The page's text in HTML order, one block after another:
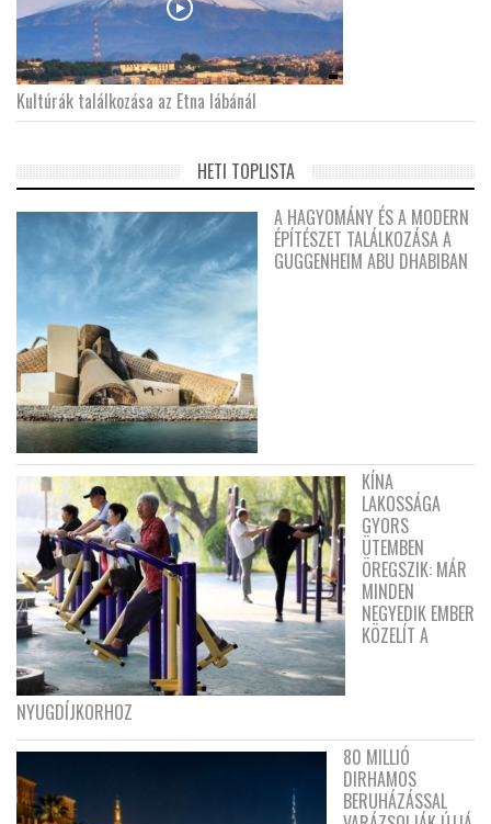
Kultúrák találkozása az Etna lábánál
HETI TOPLISTA
A HAGYOMÁNY ÉS A MODERN
ÉPÍTÉSZET TALÁLKOZÁSA A
GUGGENHEIM ABU DHABIBAN
KÍNA
LAKOSSÁGA
GYORS
ÜTEMBEN
ÖREGSZIK: MÁR
MINDEN
NEGYEDIK EMBER
KÖZELÍT A
NYUGDÍJKORHOZ
80 MILLIÓ
DIRHAMOS
BERUHÁZÁSSAL